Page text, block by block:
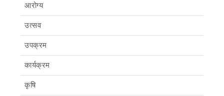
आरोग्य
उत्सव
उपक्रम
कार्यक्रम
कृषि